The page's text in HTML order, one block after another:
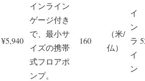
¥5,940
インライン
ゲージ付き
で、最小サ
イズの携帯
式フロアポ
ンプ。
160
（米/
仏）
イ
ン
ラ
イ
ン